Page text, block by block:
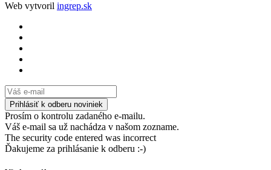
Web vytvoril ingrep.sk
Prosím o kontrolu zadaného e-mailu.
Váš e-mail sa už nachádza v našom zozname.
The security code entered was incorrect
Ďakujeme za prihlásanie k odberu :-)